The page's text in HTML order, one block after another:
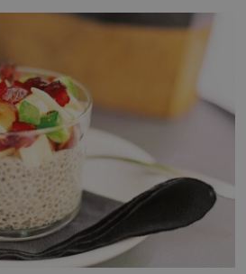
chilli ✿ 1 lžičku cukru ✿ 1
semínek